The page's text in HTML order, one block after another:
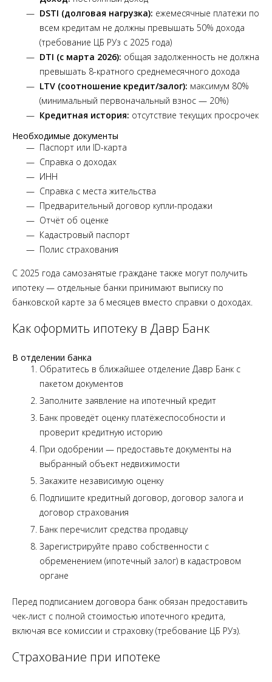
DSTI (долговая нагрузка): ежемесячные платежи по
всем кредитам не должны превышать 50% дохода
(требование ЦБ РУз с 2025 года)
DTI (с марта 2026): общая задолженность не должна
превышать 8-кратного среднемесячного дохода
LTV (соотношение кредит/залог): максимум 80%
(минимальный первоначальный взнос — 20%)
Кредитная история: отсутствие текущих просрочек
Необходимые документы
Паспорт или ID-карта
Справка о доходах
ИНН
Справка с места жительства
Предварительный договор купли-продажи
Отчёт об оценке
Кадастровый паспорт
Полис страхования
С 2025 года самозанятые граждане также могут получить
ипотеку — отдельные банки принимают выписку по
банковской карте за 6 месяцев вместо справки о доходах.
Как оформить ипотеку в Давр Банк
В отделении банка
Обратитесь в ближайшее отделение Давр Банк с
пакетом документов
Заполните заявление на ипотечный кредит
Банк проведёт оценку платёжеспособности и
проверит кредитную историю
При одобрении — предоставьте документы на
выбранный объект недвижимости
Закажите независимую оценку
Подпишите кредитный договор, договор залога и
договор страхования
Банк перечислит средства продавцу
Зарегистрируйте право собственности с
обременением (ипотечный залог) в кадастровом
органе
Перед подписанием договора банк обязан предоставить
чек-лист с полной стоимостью ипотечного кредита,
включая все комиссии и страховку (требование ЦБ РУз).
Страхование при ипотеке